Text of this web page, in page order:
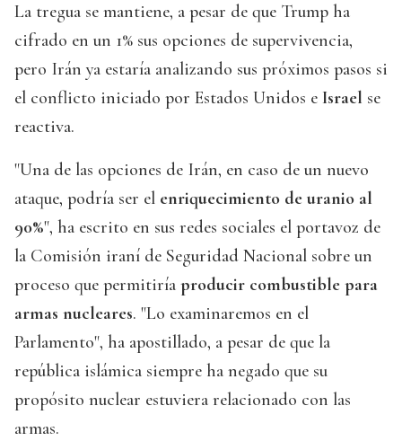
La tregua se mantiene, a pesar de que Trump ha
cifrado en un 1% sus opciones de supervivencia,
pero Irán ya estaría analizando sus próximos pasos si
el conflicto iniciado por Estados Unidos e Israel se
reactiva.
"Una de las opciones de Irán, en caso de un nuevo
ataque, podría ser el enriquecimiento de uranio al
90%", ha escrito en sus redes sociales el portavoz de
la Comisión iraní de Seguridad Nacional sobre un
proceso que permitiría producir combustible para
armas nucleares. "Lo examinaremos en el
Parlamento", ha apostillado, a pesar de que la
república islámica siempre ha negado que su
propósito nuclear estuviera relacionado con las
armas.